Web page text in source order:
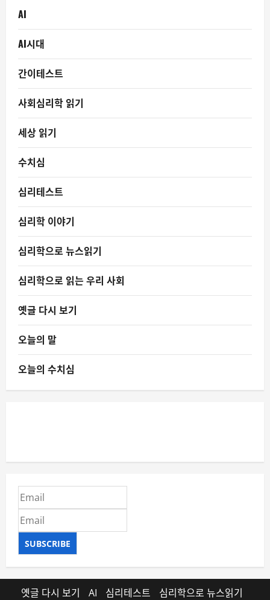
AI
AI시대
간이테스트
사회심리학 읽기
세상 읽기
수치심
심리테스트
심리학 이야기
심리학으로 뉴스읽기
심리학으로 읽는 우리 사회
옛글 다시 보기
오늘의 말
오늘의 수치심
SUBSCRIBE
옛글 다시 보기 AI 심리테스트 심리학으로 뉴스읽기